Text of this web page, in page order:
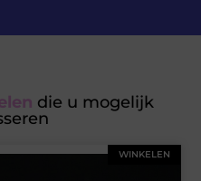
die u mogelijk
WINKELEN